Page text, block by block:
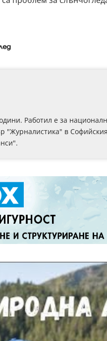
Работил е за
в